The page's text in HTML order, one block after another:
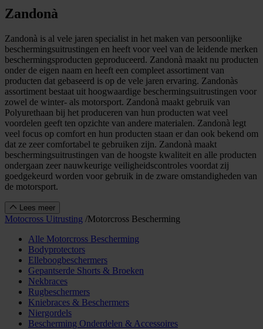
Zandonà
Zandonà is al vele jaren specialist in het maken van persoonlijke
beschermingsuitrustingen en heeft voor veel van de leidende merken
beschermingsproducten geproduceerd. Zandonà maakt nu producten
onder de eigen naam en heeft een compleet assortiment van
producten dat gebaseerd is op de vele jaren ervaring. Zandonàs
assortiment bestaat uit hoogwaardige beschermingsuitrustingen voor
zowel de winter- als motorsport. Zandonà maakt gebruik van
Polyurethaan bij het produceren van hun producten wat veel
voordelen geeft ten opzichte van andere materialen. Zandonà legt
veel focus op comfort en hun producten staan er dan ook bekend om
dat ze zeer comfortabel te gebruiken zijn. Zandonà maakt
beschermingsuitrustingen van de hoogste kwaliteit en alle producten
ondergaan zeer nauwkeurige veiligheidscontroles voordat zij
goedgekeurd worden voor gebruik in de zware omstandigheden van
de motorsport.
Lees meer
Motocross Uitrusting /Motorcross Bescherming
Alle Motorcross Bescherming
Bodyprotectors
Elleboogbeschermers
Gepantserde Shorts & Broeken
Nekbraces
Rugbeschermers
Kniebraces & Beschermers
Niergordels
Bescherming Onderdelen & Accessoires